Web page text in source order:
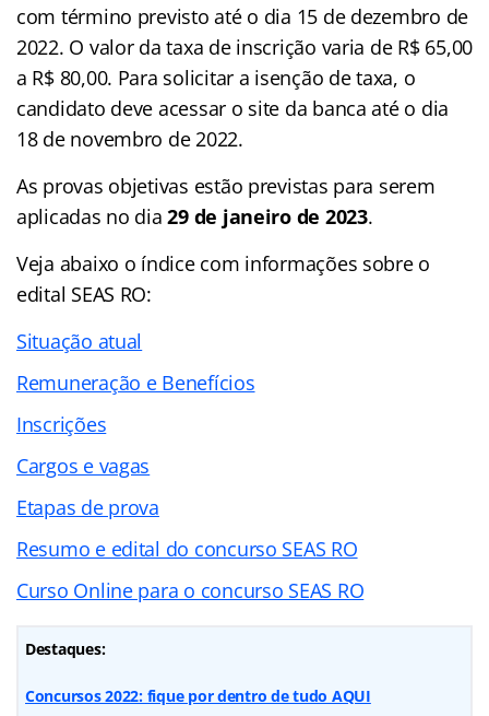
com término previsto até o dia 15 de dezembro de
2022. O valor da taxa de inscrição varia de R$ 65,00
a R$ 80,00. Para solicitar a isenção de taxa, o
candidato deve acessar o site da banca até o dia
18 de novembro de 2022.
As provas objetivas estão previstas para serem
aplicadas no dia29 de janeiro de 2023.
Veja abaixo o índicecom informações sobre o
edital SEAS RO:
Situação atual
Remuneração e Benefícios
Inscrições
Cargos e vagas
Etapas de prova
Resumo e edital do concurso SEAS RO
Curso Online para o concurso SEAS RO
Destaques:
Concursos 2022: fique por dentro de tudo AQUI